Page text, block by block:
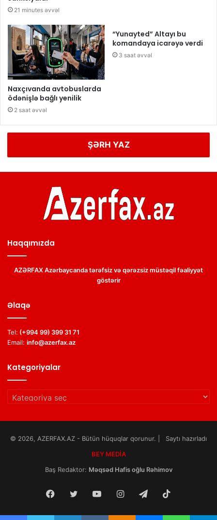
21 minutes əvvəl
Naxçıvanda avtobuslarda
ödənişlə bağlı yenilik
2 saat əvvəl
“Yunayted” Altayı bu
komandaya icarəyə verdi
3 saat əvvəl
ŞƏRH YAZ
Haqqımızda
AZƏRFAX Azərbaycanda tərəfsiz və qərəzsiz müstəqil fəaliyyət
göstərir
Əlaqə
Tel: (+994 99) 399 31 71
Email: info@azerfax.az
Kategoriyalar
Kategoriyalar
© 2026, AZERFAX.AZ - Bütün hüquqlar qorunur. | Saytı hazırladı
BEY MEDİA
Baş Redaktor: Məqsəd Hafis oğlu Rəhimov
Facebook
Twitter YouTubeInstagramTelegram